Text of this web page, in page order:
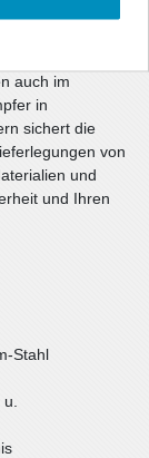
und sorgen
auch im
in
sichert die
von
und
und Ihren
Stahl